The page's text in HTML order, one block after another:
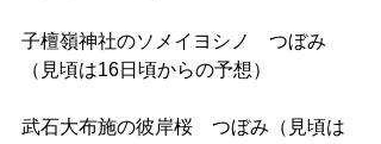
子檀嶺神社のソメイヨシノ　つぼみ
（見頃は16日頃からの予想）
武石大布施の彼岸桜　つぼみ（見頃は